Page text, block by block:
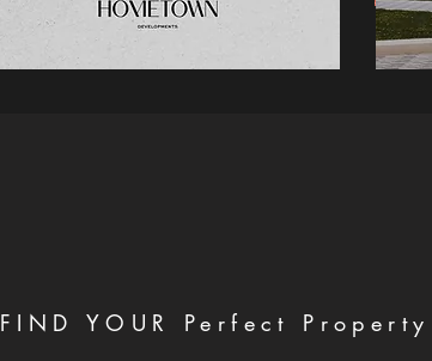
FIND YOUR Perfect Property